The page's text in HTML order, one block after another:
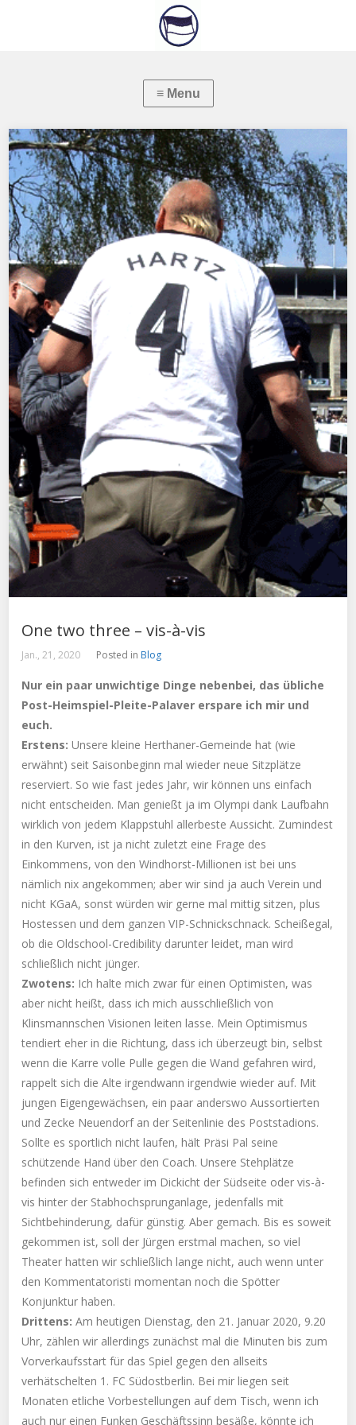
One two three – vis-à-vis
Jan., 21, 2020 Posted in Blog
Nur ein paar unwichtige Dinge nebenbei, das übliche
Post-Heimspiel-Pleite-Palaver erspare ich mir und
euch.
Erstens: Unsere kleine Herthaner-Gemeinde hat (wie
erwähnt) seit Saisonbeginn mal wieder neue Sitzplätze
reserviert. So wie fast jedes Jahr, wir können uns einfach
nicht entscheiden. Man genießt ja im Olympi dank Laufbahn
wirklich von jedem Klappstuhl allerbeste Aussicht. Zumindest
in den Kurven, ist ja nicht zuletzt eine Frage des
Einkommens, von den Windhorst-Millionen ist bei uns
nämlich nix angekommen; aber wir sind ja auch Verein und
nicht KGaA, sonst würden wir gerne mal mittig sitzen, plus
Hostessen und dem ganzen VIP-Schnickschnack. Scheißegal,
ob die Oldschool-Credibility darunter leidet, man wird
schließlich nicht jünger.
Zwotens: Ich halte mich zwar für einen Optimisten, was
aber nicht heißt, dass ich mich ausschließlich von
Klinsmannschen Visionen leiten lasse. Mein Optimismus
tendiert eher in die Richtung, dass ich überzeugt bin, selbst
wenn die Karre volle Pulle gegen die Wand gefahren wird,
rappelt sich die Alte irgendwann irgendwie wieder auf. Mit
jungen Eigengewächsen, ein paar anderswo Aussortierten
und Zecke Neuendorf an der Seitenlinie des Poststadions.
Sollte es sportlich nicht laufen, hält Präsi Pal seine
schützende Hand über den Coach. Unsere Stehplätze
befinden sich entweder im Dickicht der Südseite oder vis-à-
vis hinter der Stabhochsprunganlage, jedenfalls mit
Sichtbehinderung, dafür günstig. Aber gemach. Bis es soweit
gekommen ist, soll der Jürgen erstmal machen, so viel
Theater hatten wir schließlich lange nicht, auch wenn unter
den Kommentatoristi momentan noch die Spötter
Konjunktur haben.
Drittens: Am heutigen Dienstag, den 21. Januar 2020, 9.20
Uhr, zählen wir allerdings zunächst mal die Minuten bis zum
Vorverkaufsstart für das Spiel gegen den allseits
verhätschelten 1. FC Südostberlin. Bei mir liegen seit
Monaten etliche Vorbestellungen auf dem Tisch, wenn ich
auch nur einen Funken Geschäftssinn besäße, könnte ich